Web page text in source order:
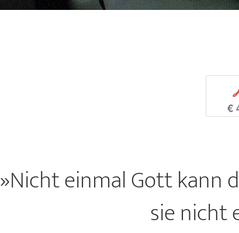
€
»Nicht einmal Gott kann
sie